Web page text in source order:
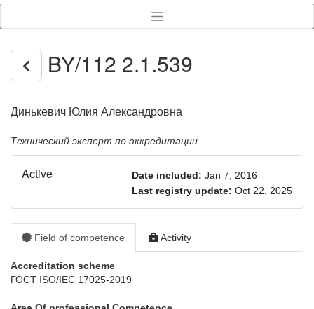
BY/112 2.1.539
Динькевич Юлия Александровна
Технический эксперт по аккредитации
Active Date included: Jan 7, 2016
Last registry update: Oct 22, 2025
Field of competence Activity
Accreditation scheme
ГОСТ ISO/IEC 17025-2019